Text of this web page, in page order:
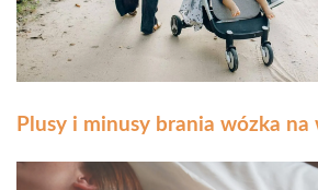
Plusy i minusy brania wózka na